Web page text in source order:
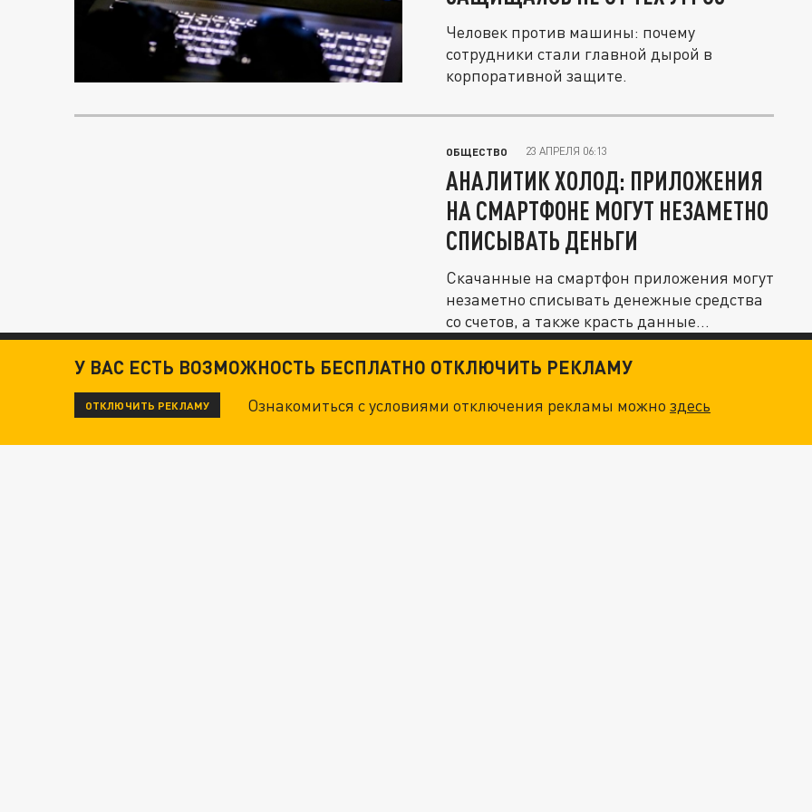
Человек против машины: почему
сотрудники стали главной дырой в
корпоративной защите.
ОБЩЕСТВО 23 АПРЕЛЯ 06:13
АНАЛИТИК ХОЛОД: ПРИЛОЖЕНИЯ
НА СМАРТФОНЕ МОГУТ НЕЗАМЕТНО
СПИСЫВАТЬ ДЕНЬГИ
Скачанные на смартфон приложения могут
незаметно списывать денежные средства
со счетов, а также красть данные...
У ВАС ЕСТЬ ВОЗМОЖНОСТЬ БЕСПЛАТНО ОТКЛЮЧИТЬ РЕКЛАМУ
ОТКЛЮЧИТЬ РЕКЛАМУ Ознакомиться с условиями отключения рекламы можноздесь